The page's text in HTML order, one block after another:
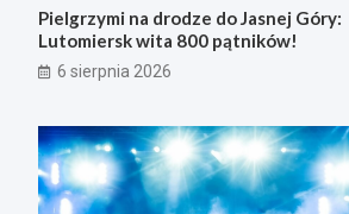
Pielgrzymi na drodze do Jasnej Góry:
Lutomiersk wita 800 pątników!
6 sierpnia 2026